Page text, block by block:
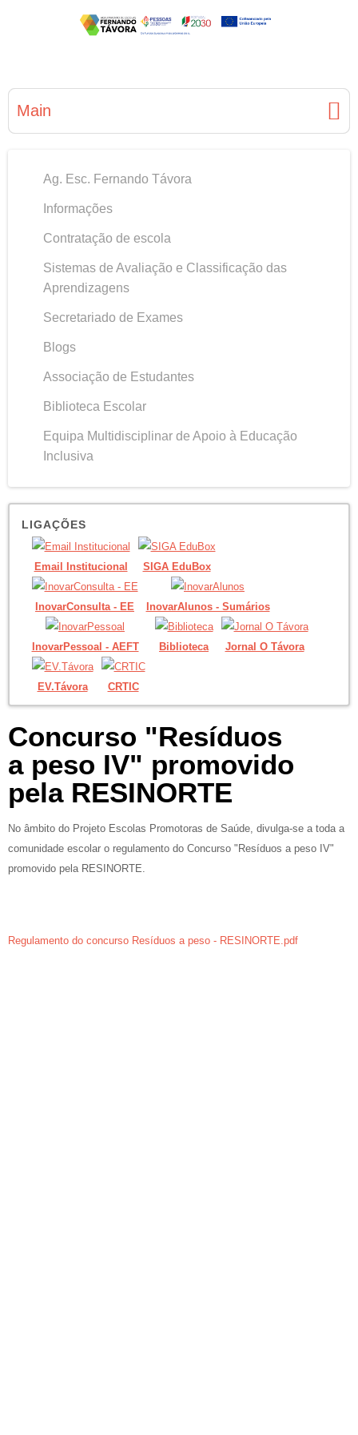
Main
Ag. Esc. Fernando Távora
Informações
Contratação de escola
Sistemas de Avaliação e Classificação das
Aprendizagens
Secretariado de Exames
Blogs
Associação de Estudantes
Biblioteca Escolar
Equipa Multidisciplinar de Apoio à Educação
Inclusiva
LIGAÇÕES
Email Institucional SIGA EduBox
InovarConsulta - EE InovarAlunos - Sumários
InovarPessoal - AEFT Biblioteca Jornal O Távora
EV.Távora CRTIC
Concurso "Resíduos
a peso IV" promovido
pela RESINORTE
No âmbito do Projeto Escolas Promotoras de Saúde, divulga-se a toda a
comunidade escolar o regulamento do Concurso "Resíduos a peso IV"
promovido pela RESINORTE.
Regulamento do concurso Resíduos a peso - RESINORTE.pdf